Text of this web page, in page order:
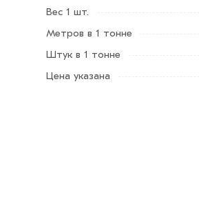
Вес 1 шт.
Метров в 1 тонне
Штук в 1 тонне
Цена указана